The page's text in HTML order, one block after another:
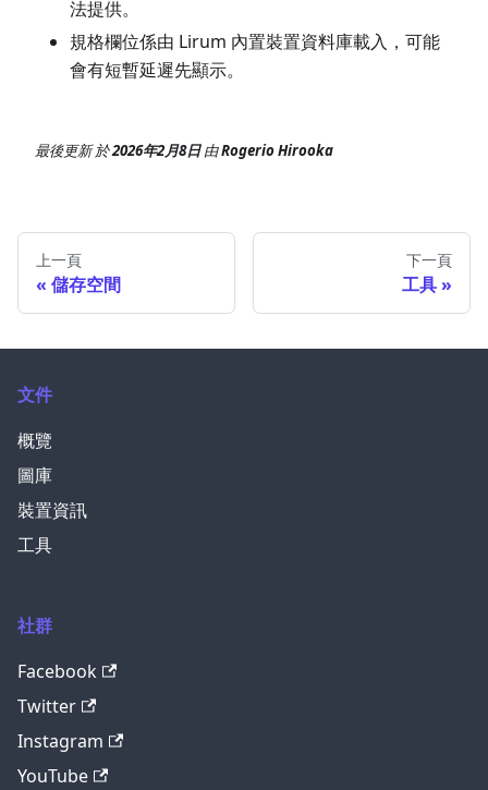
法提供。
規格欄位係由 Lirum 內置裝置資料庫載入，可能
會有短暫延遲先顯示。
最後更新於2026年2月8日由Rogerio Hirooka
上一頁
儲存空間
下一頁
工具
文件
概覽
圖庫
裝置資訊
工具
社群
Facebook
Twitter
Instagram
YouTube